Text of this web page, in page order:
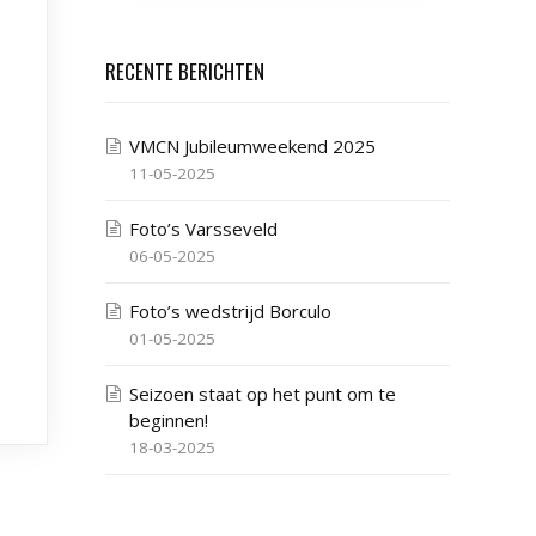
RECENTE BERICHTEN
VMCN Jubileumweekend 2025
11-05-2025
Foto’s Varsseveld
06-05-2025
Foto’s wedstrijd Borculo
01-05-2025
Seizoen staat op het punt om te
beginnen!
18-03-2025